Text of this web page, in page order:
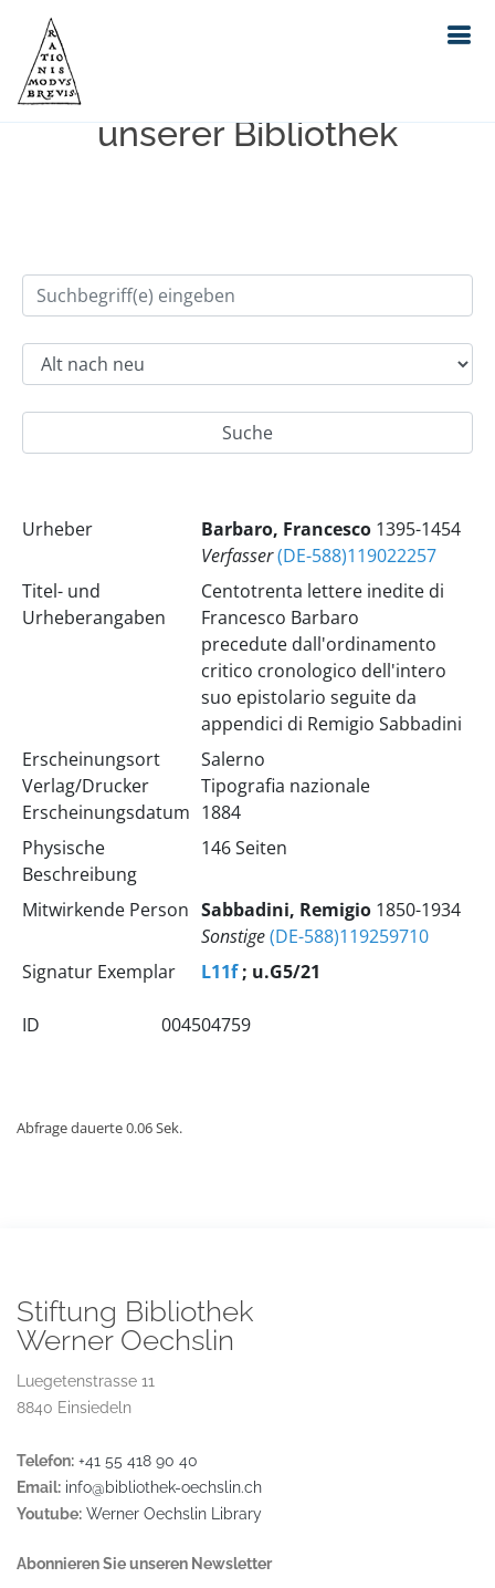
Einfache Suche im Bestand
unserer Bibliothek
Urheber Barbaro, Francesco 1395-1454
Verfasser(DE-588)119022257
Titel- und
Urheberangaben
Centotrenta lettere inedite di
Francesco Barbaro
precedute dall'ordinamento
critico cronologico dell'intero
suo epistolario seguite da
appendici di Remigio Sabbadini
Erscheinungsort
Verlag/Drucker
Erscheinungsdatum
Salerno
Tipografia nazionale
1884
Physische
Beschreibung
146 Seiten
Mitwirkende Person Sabbadini, Remigio 1850-1934
Sonstige(DE-588)119259710
Signatur Exemplar
L11f; u.G5/21
ID 004504759
Abfrage dauerte 0.06 Sek.
Stiftung Bibliothek
Werner Oechslin
Luegetenstrasse 11
8840 Einsiedeln
Telefon: +41 55 418 90 40
Email: info@bibliothek-oechslin.ch
Youtube: Werner Oechslin Library
Abonnieren Sie unseren Newsletter